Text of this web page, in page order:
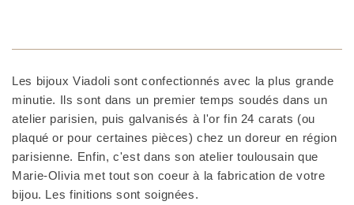
Les bijoux Viadoli sont confectionnés avec la plus grande
minutie. Ils sont dans un premier temps soudés dans un
atelier parisien, puis galvanisés à l'or fin 24 carats (ou
plaqué or pour certaines pièces) chez un doreur en région
parisienne. Enfin, c'est dans son atelier toulousain que
Marie-Olivia met tout son coeur à la fabrication de votre
bijou. Les finitions sont soignées.